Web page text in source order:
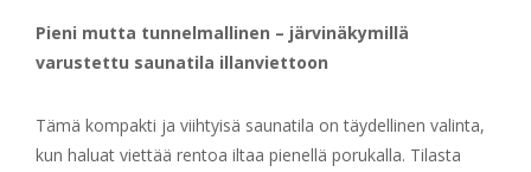
Pieni mutta tunnelmallinen – järvinäkymillä
varustettu saunatila illanviettoon
Tämä kompakti ja viihtyisä saunatila on täydellinen valinta,
kun haluat viettää rentoa iltaa pienellä porukalla. Tilasta